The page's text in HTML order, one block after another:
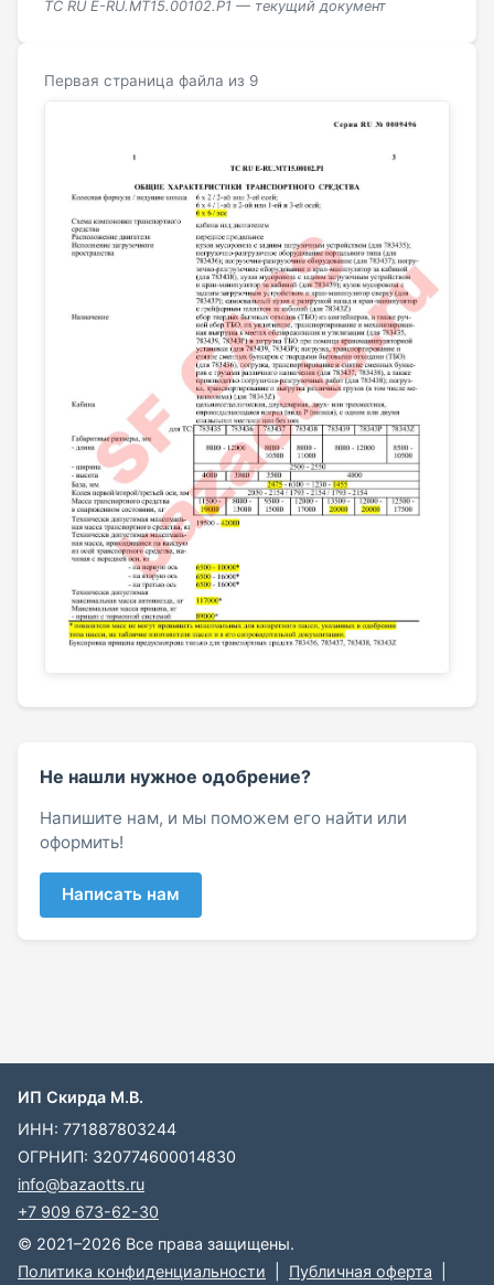
ТС RU Е-RU.МТ15.00102.Р1 — текущий документ
Первая страница файла из 9
Не нашли нужное одобрение?
Напишите нам, и мы поможем его найти или
оформить!
Написать нам
ИП Скирда М.В.
ИНН: 771887803244
ОГРНИП: 320774600014830
info@bazaotts.ru
+7 909 673-62-30
© 2021–2026 Все права защищены.
Политика конфиденциальности
Публичная оферта